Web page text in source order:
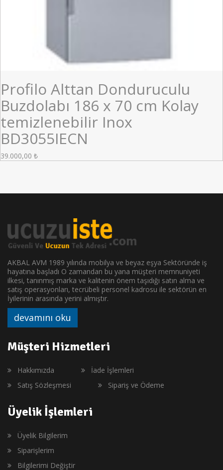
Profilo Alttan Donduruculu
Buzdolabı 186 x 70 cm Kolay
temizlenebilir Inox
BD3055IECN
39.000,00 ₺
AKBAL AVM 1989 yılında mobilya ve beyaz eşya Sektöründe iş
hayatına başladı O zamandan bu yana müşteri memnuniyeti
ilkesi, tanınmış marka ve kalitenin önem taşıdığı satın alma ve
satış operasyonları, tecrübeli personel kadrosu ile sektörün en
İyilerinin arasında yerini almıştır.
devamını oku
Müşteri Hizmetleri
Hakkımızda
İade İşlemleri
Satış Sözleşmesi
Sipariş ve Ödeme
Üyelik İşlemleri
Üyelik Bilgilerim
Siparişlerim
Bilgilerimi Değiştir